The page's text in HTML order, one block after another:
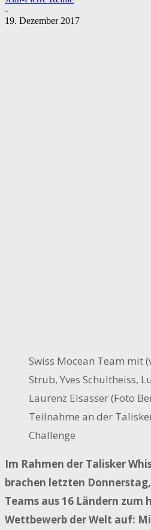
-
19. Dezember 2017
Swiss Mocean Team mit
Strub, Yves Schultheiss,
Laurenz Elsasser (Foto
Teilnahme an der
Challenge
Im Rahmen der Talisker
brachen letzten Donnerstag,
Teams aus 16 Ländern zum
Wettbewerb der Welt auf: